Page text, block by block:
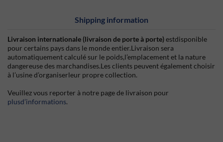
Shipping information
Livraison internationale (livraison de porte à porte)estdisponible
pour certains pays dans le monde entier.Livraison sera
automatiquement calculé sur le poids,l’emplacement et la nature
dangereuse des marchandises.Les clients peuvent également choisir
à l’usine d’organiserleur propre collection.
Veuillez vous reporter à notre page de livraison pour
plusd’informations.